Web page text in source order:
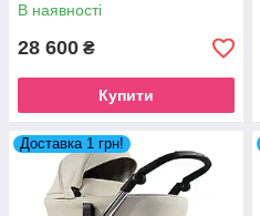
В наявності
28 600 ₴
Купити
Доставка 1 грн!